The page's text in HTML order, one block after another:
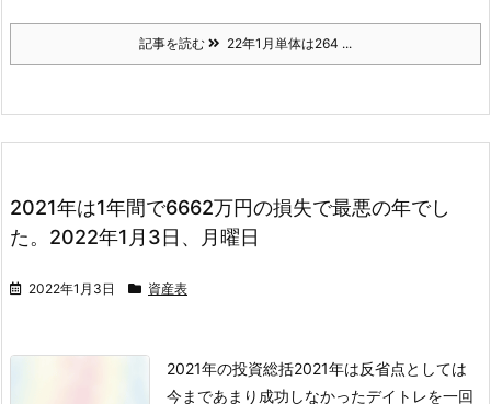
記事を読む 22年1月単体は264 ...
2021年は1年間で6662万円の損失で最悪の年でし
た。2022年1月3日、月曜日
2022年1月3日 資産表
2021年の投資総括2021年は反省点としては
今まであまり成功しなかったデイトレを一回